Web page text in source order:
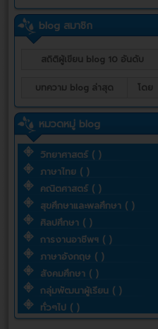
blog สมาชิก
สถิติผู้เขียน blog 10 อันดับ
บทความ blog ล่าสุด โดย
หมวดหมู่ blog
วิทยาศาสตร์ ( )
ภาษาไทย ( )
คณิตศาสตร์ ( )
สุขศึกษาและพลศึกษา ( )
ศิลปศึกษา ( )
การงานอาชีพฯ ( )
ภาษาอังกฤษ ( )
สังคมศึกษา ( )
กลุ่มพัฒนาผู้เรียน ( )
ทั่วๆไป ( )